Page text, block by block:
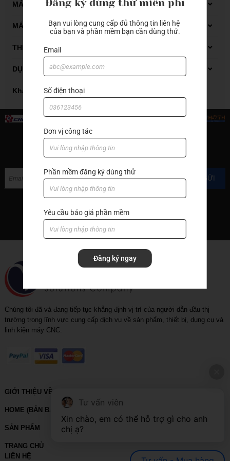
Dụng cụ đo Mitutoyo
Thiết bị đo kiểm
MÁY GIA CÔNG GỖ CNC
Máy phay gỗ CNC
Máy tiện gỗ CNC
MÁY GIA CÔNG ĐÁ CNC
Carbide end mill
THIẾT BỊ XỬ LÝ DẦU CẮT GỌT
Thiết bị xử lý dung dịch tưới nguội
Thiết bị xử lý mạt sắt bùn lắng
DỤNG CỤ CẮT GỌT KIM LOẠI
Automatic lathes
Boring bar
Carbide end mill
End mill with cutter
Grooving
Hand tools
Hạt insert
Machine accessories
Tool holder
Tool holder with coolant
Khác
ĐĂNG KÝ NHẬN TIN
GỬI
Chúng tôi đã và đang tiếp tục khẳng định vị trí của người dẫn đầu thị
trường trong lĩnh vực cung cấp dịch vụ về sản phẩm, thiết bị, dụng cụ và
linh kiện máy CNC.
GIỚI THIỆU VỀ VIHOTH
HOME (BẢN BACKUP – VUI LÒNG KHÔNG SỬA XÓA)
SẢN PHẨM
TRANG CHỦ
LIÊN HỆ
Đăng ký dùng thử miễn phí
Bạn vui lòng cung cấp đủ thông tin liên hệ
của bạn và phần mềm bạn cần dùng thử.
Email
Số điện thoại
Đơn vị công tác
Phần mềm đăng ký dùng thử
Yêu cầu báo giá phần mềm
Đăng ký ngay
Tư vấn viên
Xin chào, em có thể hỗ trợ gì cho anh
chị ạ?